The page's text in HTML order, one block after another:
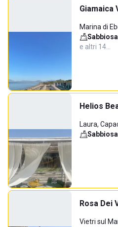
Giamaica
Marina di
Sabbiosa
e altri 14…
Helios
Laura,
Sabbiosa
Rosa Dei
Vietri sul